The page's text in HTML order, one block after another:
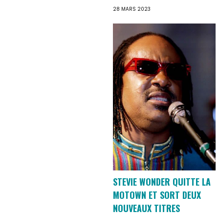
28 MARS 2023
STEVIE WONDER QUITTE LA
MOTOWN ET SORT DEUX
NOUVEAUX TITRES